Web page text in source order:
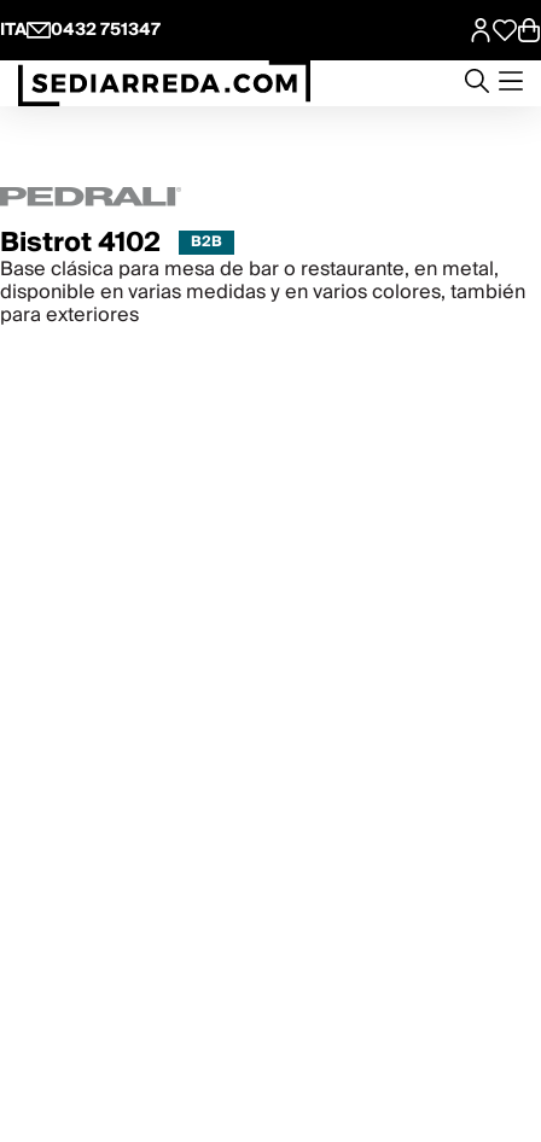
ITA 0432 751347
Bistrot 4102
Base clásica para mesa de bar o restaurante, en metal,
disponible en varias medidas y en varios colores, también
para exteriores